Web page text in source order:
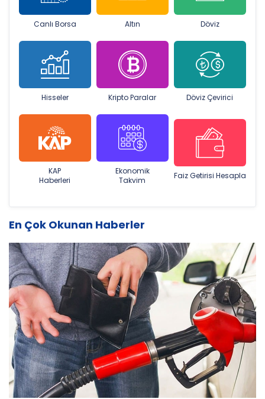
Canlı Borsa Altın Döviz
Hisseler Kripto Paralar Döviz Çevirici
KAP
Haberleri
Ekonomik
Takvim
Faiz Getirisi Hesapla
En Çok Okunan Haberler